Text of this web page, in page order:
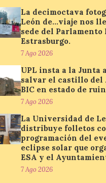
La decimoctava
León de…viaje nos
sede del Parlamento
Estrasburgo.
7 Ago 2026
UPL insta a la Junta
salvar el castillo del
BIC en estado de
7 Ago 2026
La Universidad de
distribuye folletos
programación del
eclipse solar que
ESA y el
7 Ago 2026